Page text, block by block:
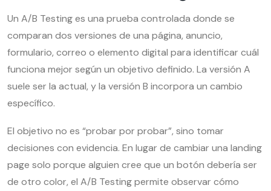
Un A/B Testing es una prueba controlada donde se
comparan dos versiones de una página, anuncio,
formulario, correo o elemento digital para identificar cuál
funciona mejor según un objetivo definido. La versión A
suele ser la actual, y la versión B incorpora un cambio
específico.
El objetivo no es “probar por probar”, sino tomar
decisiones con evidencia. En lugar de cambiar una landing
page solo porque alguien cree que un botón debería ser
de otro color, el A/B Testing permite observar cómo